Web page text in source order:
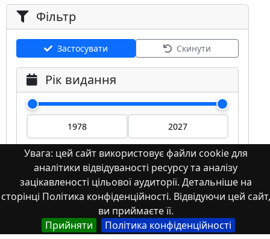
Увага: цей сайт використовує файли cookie для
аналітики відвідуваності ресурсу та аналізу
зацікавленості цільової аудиторії. Детальніше на
сторінці Політика конфіденційності. Відвідуючи цей сайт,
ви приймаєте її.
Прийняти
Політика конфіденційності
Фільтр
Застосувати Скинути
Рік видання
Мова
Німецька
Англійська
Англійська (США)